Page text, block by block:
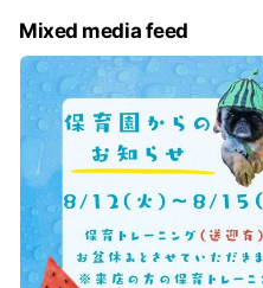
Mixed media feed